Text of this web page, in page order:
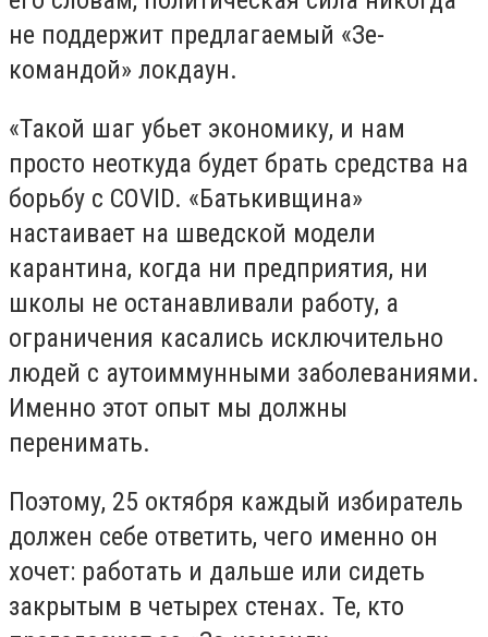
не поддержит предлагаемый «Зе-
командой» локдаун.
«Такой шаг убьет экономику, и нам
просто неоткуда будет брать средства на
борьбу с COVID. «Батькивщина»
настаивает на шведской модели
карантина, когда ни предприятия, ни
школы не останавливали работу, а
ограничения касались исключительно
людей с аутоиммунными заболеваниями.
Именно этот опыт мы должны
перенимать.
Поэтому, 25 октября каждый избиратель
должен себе ответить, чего именно он
хочет: работать и дальше или сидеть
закрытым в четырех стенах. Те, кто